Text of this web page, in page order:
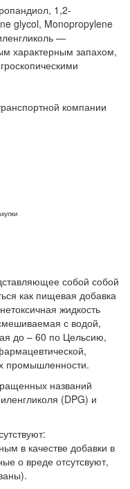
1,2-
glycol, Monopropylene
—
характерным запахом,
компании
собой собой
как пищевая добавка
жидкость
с водой,
до – 60 по Цельсию,
промышленности.
названий
(DPG) и
в качестве добавки в
о вреде отсутсвуют,